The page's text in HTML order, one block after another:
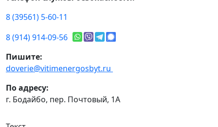
8 (39561) 5-60-11
8 (914) 914-09-56
Пишите:
doverie@vitimenergosbyt.ru
По адресу:
г. Бодайбо, пер. Почтовый, 1А